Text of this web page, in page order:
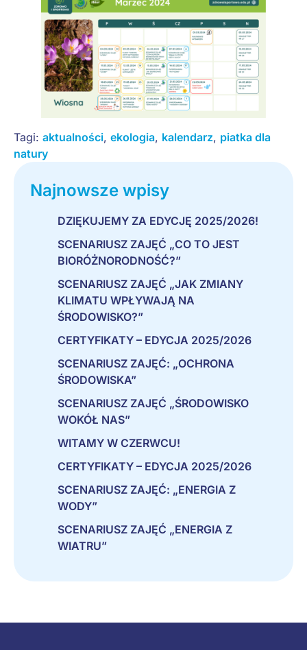
Tagi: aktualności, ekologia, kalendarz, piatka dla
natury
Najnowsze wpisy
DZIĘKUJEMY ZA EDYCJĘ 2025/2026!
SCENARIUSZ ZAJĘĆ „CO TO JEST
BIORÓŻNORODNOŚĆ?”
SCENARIUSZ ZAJĘĆ „JAK ZMIANY
KLIMATU WPŁYWAJĄ NA
ŚRODOWISKO?”
CERTYFIKATY – EDYCJA 2025/2026
SCENARIUSZ ZAJĘĆ: „OCHRONA
ŚRODOWISKA”
SCENARIUSZ ZAJĘĆ „ŚRODOWISKO
WOKÓŁ NAS”
WITAMY W CZERWCU!
CERTYFIKATY – EDYCJA 2025/2026
SCENARIUSZ ZAJĘĆ: „ENERGIA Z
WODY”
SCENARIUSZ ZAJĘĆ „ENERGIA Z
WIATRU”